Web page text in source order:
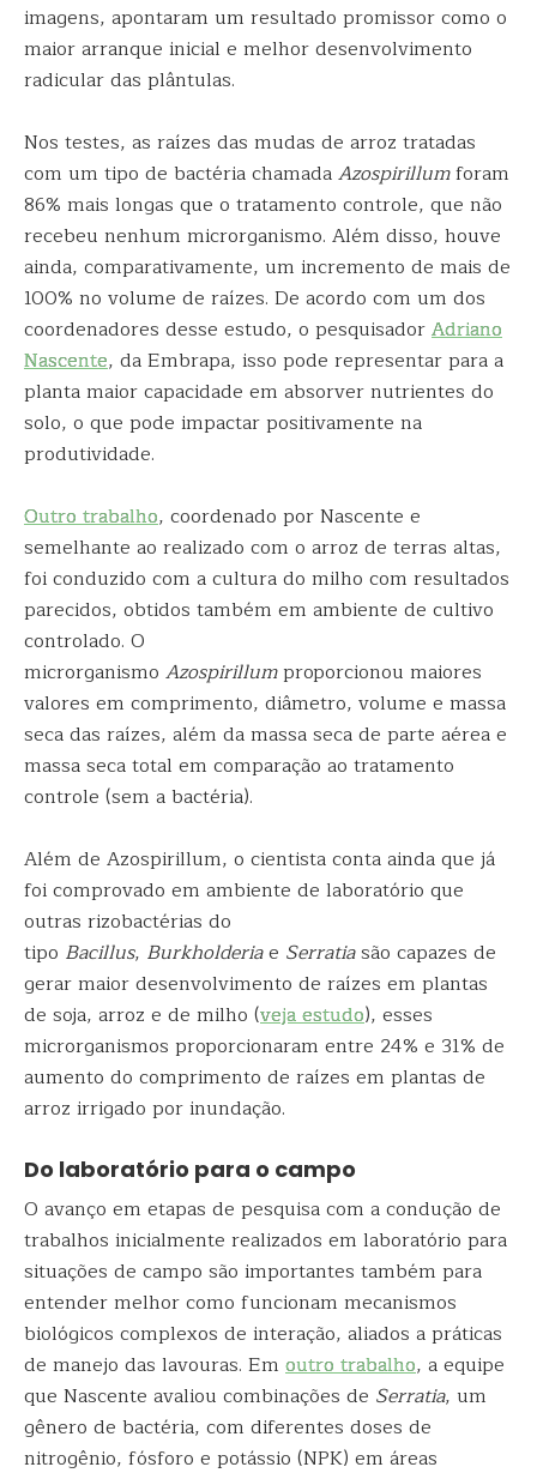
imagens, apontaram um resultado promissor como o
maior arranque inicial e melhor desenvolvimento
radicular das plântulas.
Nos testes, as raízes das mudas de arroz tratadas
com um tipo de bactéria chamadaAzospirillumforam
86% mais longas que o tratamento controle, que não
recebeu nenhum microrganismo. Além disso, houve
ainda, comparativamente, um incremento de mais de
100% no volume de raízes. De acordo com um dos
coordenadores desse estudo, o pesquisadorAdriano
Nascente, da Embrapa, isso pode representar para a
planta maior capacidade em absorver nutrientes do
solo, o que pode impactar positivamente na
produtividade.
Outro trabalho, coordenado por Nascente e
semelhante ao realizado com o arroz de terras altas,
foi conduzido com a cultura do milho com resultados
parecidos, obtidos também em ambiente de cultivo
controlado. O
microrganismo Azospirillumproporcionou maiores
valores em comprimento, diâmetro, volume e massa
seca das raízes, além da massa seca de parte aérea e
massa seca total em comparação ao tratamento
controle (sem a bactéria).
Além de Azospirillum, o cientista conta ainda que já
foi comprovado em ambiente de laboratório que
outras rizobactérias do
tipo Bacillus, Burkholderiae Serratiasão capazes de
gerar maior desenvolvimento de raízes em plantas
de soja, arroz e de milho (veja estudo), esses
microrganismos proporcionaram entre 24% e 31% de
aumento do comprimento de raízes em plantas de
arroz irrigado por inundação.
Do laboratório para o campo
O avanço em etapas de pesquisa com a condução de
trabalhos inicialmente realizados em laboratório para
situações de campo são importantes também para
entender melhor como funcionam mecanismos
biológicos complexos de interação, aliados a práticas
de manejo das lavouras. Em outro trabalho, a equipe
que Nascente avaliou combinações de Serratia, um
gênero de bactéria, com diferentes doses de
nitrogênio, fósforo e potássio (NPK) em áreas